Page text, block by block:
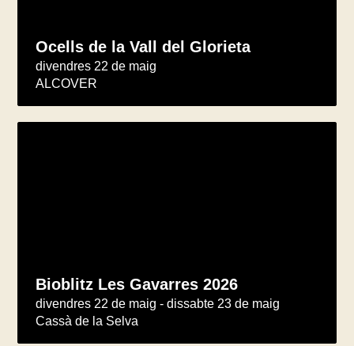
Ocells de la Vall del Glorieta
divendres 22 de maig
ALCOVER
Bioblitz Les Gavarres 2026
divendres 22 de maig - dissabte 23 de maig
Cassà de la Selva